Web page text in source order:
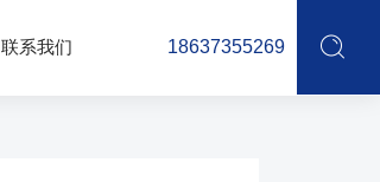
联系我们 18637355269